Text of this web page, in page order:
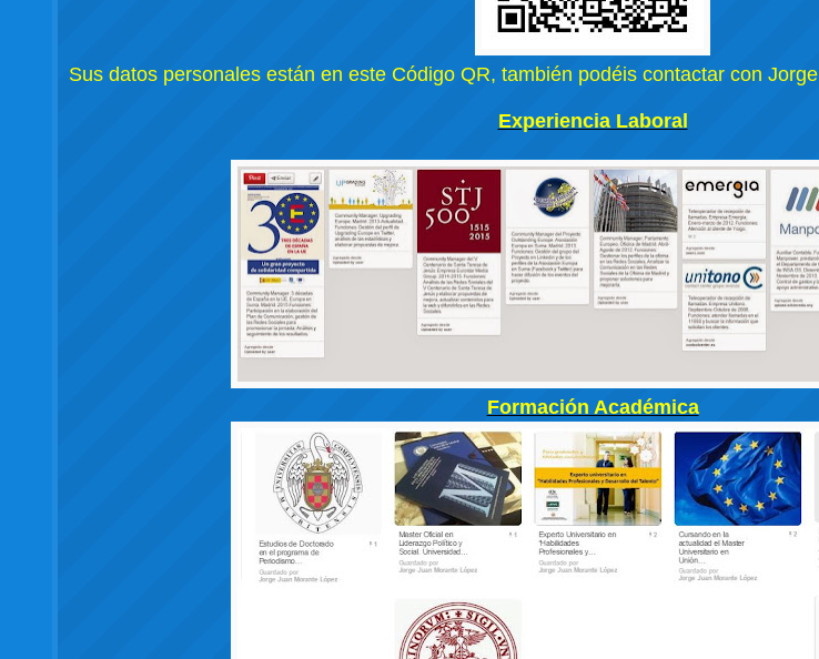
Sus datos personales están en este Código QR, también podéis contactar con
Experiencia Laboral
Formación Académica